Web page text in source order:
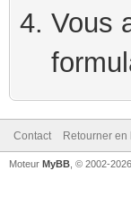
Vous
Contact Retourner en
Moteur MyBB , © 2002-2026